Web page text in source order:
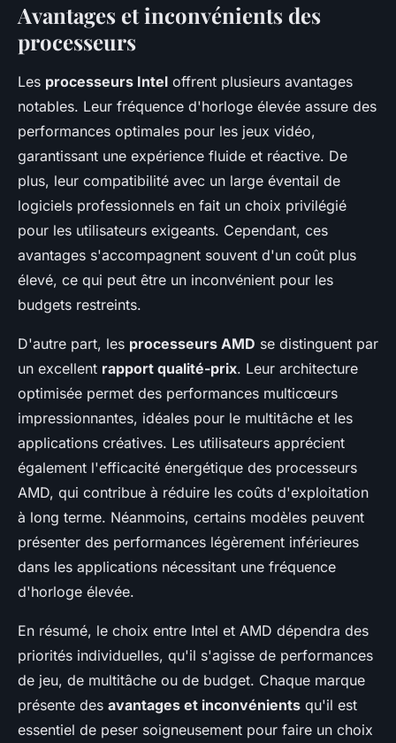
Avantages et inconvénients des
processeurs
Les processeurs Intel offrent plusieurs avantages
notables. Leur fréquence d'horloge élevée assure des
performances optimales pour les jeux vidéo,
garantissant une expérience fluide et réactive. De
plus, leur compatibilité avec un large éventail de
logiciels professionnels en fait un choix privilégié
pour les utilisateurs exigeants. Cependant, ces
avantages s'accompagnent souvent d'un coût plus
élevé, ce qui peut être un inconvénient pour les
budgets restreints.
D'autre part, les processeurs AMD se distinguent par
un excellent rapport qualité-prix. Leur architecture
optimisée permet des performances multicœurs
impressionnantes, idéales pour le multitâche et les
applications créatives. Les utilisateurs apprécient
également l'efficacité énergétique des processeurs
AMD, qui contribue à réduire les coûts d'exploitation
à long terme. Néanmoins, certains modèles peuvent
présenter des performances légèrement inférieures
dans les applications nécessitant une fréquence
d'horloge élevée.
En résumé, le choix entre Intel et AMD dépendra des
priorités individuelles, qu'il s'agisse de performances
de jeu, de multitâche ou de budget. Chaque marque
présente des avantages et inconvénients qu'il est
essentiel de peser soigneusement pour faire un choix